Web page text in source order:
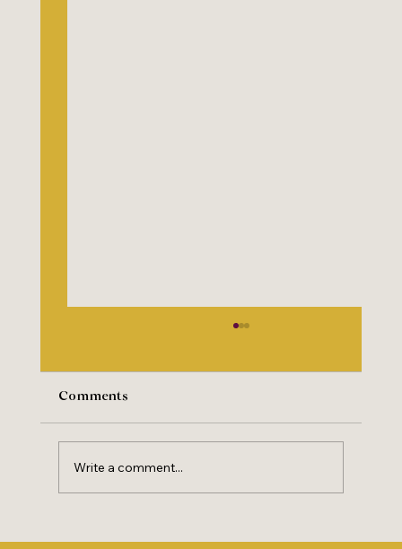
Comments
Write a comment...